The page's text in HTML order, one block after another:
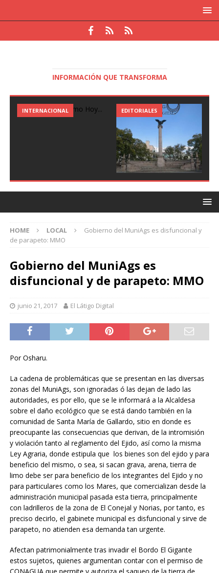
INFORMACIÓN QUE TRANSFORMA
EDITORIALES NACIONAL
HOME LOCAL
Gobierno del MuniAgs es disfuncional y
de parapeto: MMO
Gobierno del MuniAgs es
disfuncional y de parapeto: MMO
junio 21, 2017 El Látigo Digital
Por Osharu.
La cadena de problemáticas que se presentan en las diversas
zonas del MuniAgs, son ignoradas ó las dejan de lado las
autoridades, es por ello, que se le informará a la Alcaldesa
sobre el daño ecológico que se está dando también en la
comunidad de Santa María de Gallardo, sitio en donde es
preocupante las consecuencias que derivan, de la intromisión
y violación tanto al reglamento del Ejido, así como la misma
Ley Agraria, donde estipula que los bienes son del ejido y para
beneficio del mismo, o sea, si sacan grava, arena, tierra de
limo debe ser para beneficio de los integrantes del Ejido y no
para particulares como los Mares, que comercializan desde la
administración municipal pasada esta tierra, principalmente
con ladrilleros de la zona de El Conejal y Norias, por tanto, es
preciso decirlo, el gabinete municipal es disfuncional y sirve de
parapeto, no atienden esa demanda tan urgente.
Afectan patrimonialmente tras invadir el Bordo El Gigante
estos sujetos, quienes argumentan contar con el permiso de